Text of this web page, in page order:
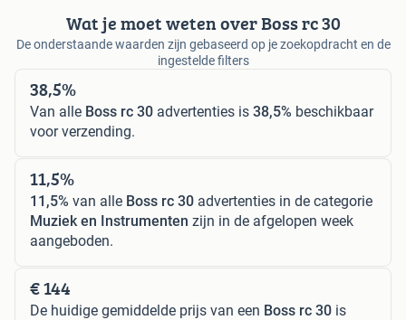
Wat je moet weten over Boss rc 30
De onderstaande waarden zijn gebaseerd op je zoekopdracht en de
ingestelde filters
38,5%
Van alle Boss rc 30 advertenties is 38,5% beschikbaar
voor verzending.
11,5%
11,5% van alle Boss rc 30 advertenties in de categorie
Muziek en Instrumenten zijn in de afgelopen week
aangeboden.
€ 144
De huidige gemiddelde prijs van een Boss rc 30 is